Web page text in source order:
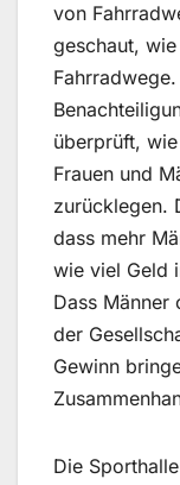
von
geschaut,
überprüft,
Frauen und
zurücklegen.
dass mehr
wie viel Geld
Dass Männer
der
Gewinn
Die